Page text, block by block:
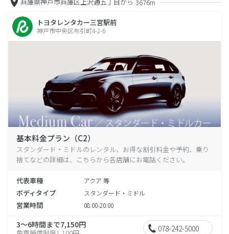
3676m
トヨタレンタカー三宮駅前
神戸市中央区布引町4-2-6
基本料金プラン（C2）
スタンダード・ミドルのレンタル、お得な割引料金や予約、乗り
捨てなどの詳細は、こちらから各店舗にお電話ください。
代表車種 アクア 等
ボディタイプ スタンダード・ミドル
営業時間 08:00-20:00
3～6時間まで7,150円 078-242-5000